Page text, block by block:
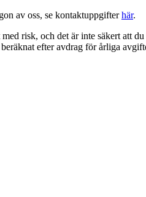
av oss, se kontaktuppgifterhär.
risk, och det är inte säkert att
efter avdrag för årliga